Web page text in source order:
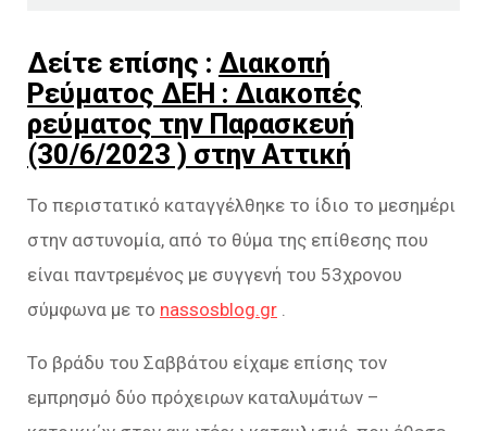
Δείτε επίσης : Διακοπή
Ρεύματος ΔΕΗ : Διακοπές
ρεύματος την Παρασκευή
(30/6/2023 ) στην Αττική
Το περιστατικό καταγγέλθηκε το ίδιο το μεσημέρι
στην αστυνομία, από το θύμα της επίθεσης που
είναι παντρεμένος με συγγενή του 53χρονου
σύμφωνα με το nassosblog.gr
Το βράδυ του Σαββάτου είχαμε επίσης τον
εμπρησμό δύο πρόχειρων καταλυμάτων –